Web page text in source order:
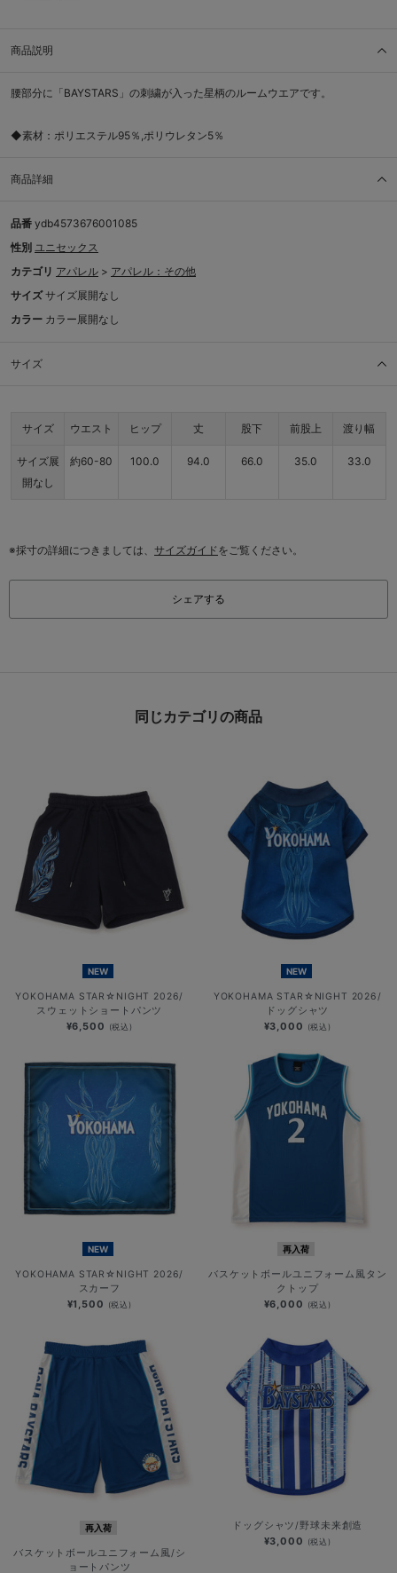
商品説明
腰部分に「BAYSTARS」の刺繍が入った星柄のルームウエアです。
◆素材：ポリエステル95％,ポリウレタン5％
商品詳細
品番 ydb4573676001085
性別 ユニセックス
カテゴリ アパレル > アパレル：その他
サイズ サイズ展開なし
カラー カラー展開なし
サイズ
サイズ ウエスト ヒップ 丈 股下 前股上 渡り幅
サイズ展
開なし
約60-80 100.0 94.0 66.0 35.0 33.0
※採寸の詳細につきましては、 サイズガイドをご覧ください。
シェアする
同じカテゴリの商品
NEW
YOKOHAMA STAR☆NIGHT 2026/
スウェットショートパンツ
¥6,500 (税込)
NEW
YOKOHAMA STAR☆NIGHT 2026/
ドッグシャツ
¥3,000 (税込)
NEW
YOKOHAMA STAR☆NIGHT 2026/
スカーフ
¥1,500 (税込)
再入荷
バスケットボールユニフォーム風タン
クトップ
¥6,000 (税込)
再入荷
バスケットボールユニフォーム風/シ
ョートパンツ
ドッグシャツ/野球未来創造
¥3,000 (税込)